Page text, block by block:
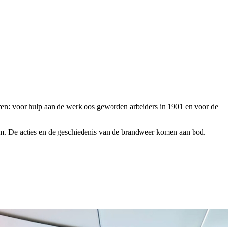
voor hulp aan de werkloos geworden arbeiders in 1901 en voor de
acties en de geschiedenis van de brandweer komen aan bod.